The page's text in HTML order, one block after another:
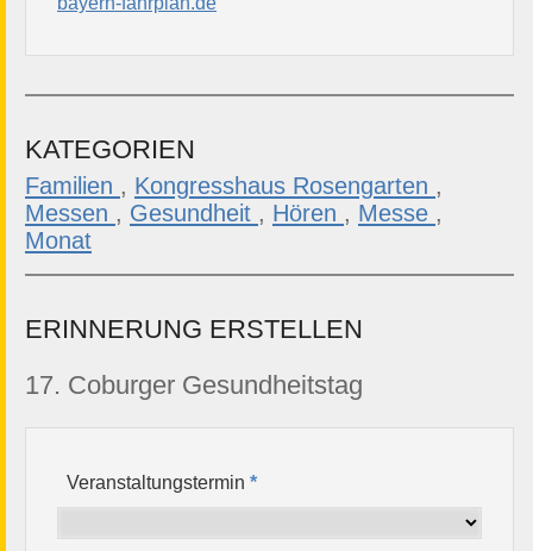
KATEGORIEN
Familien , Kongresshaus Rosengarten ,
Messen , Gesundheit , Hören , Messe ,
Monat
ERINNERUNG ERSTELLEN
17. Coburger Gesundheitstag
Veranstaltungstermin*